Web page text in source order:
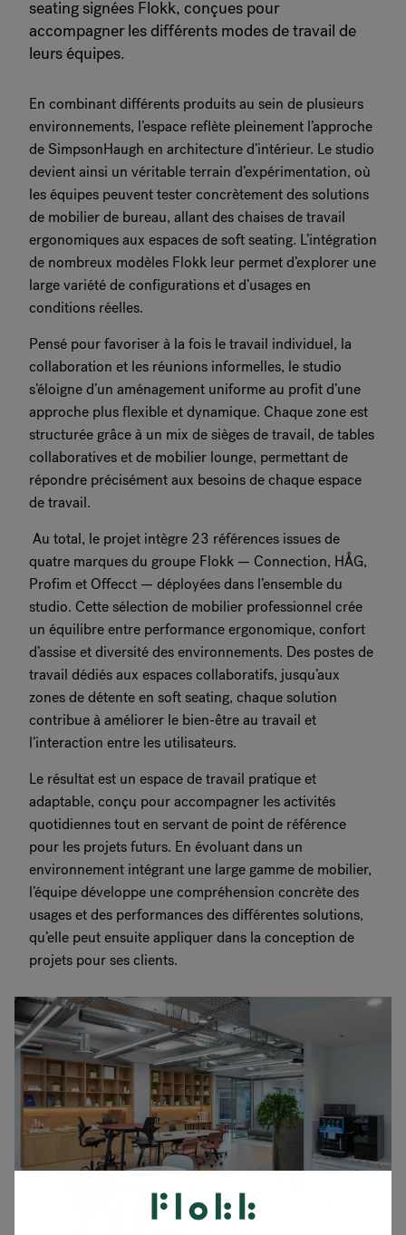
seating signées Flokk, conçues pour
accompagner les différents modes de travail de
leurs équipes.
En combinant différents produits au sein de plusieurs
environnements, l’espace reflète pleinement l’approche
de SimpsonHaugh en architecture d’intérieur. Le studio
devient ainsi un véritable terrain d’expérimentation, où
les équipes peuvent tester concrètement des solutions
de mobilier de bureau, allant des chaises de travail
ergonomiques aux espaces de soft seating. L’intégration
de nombreux modèles Flokk leur permet d’explorer une
large variété de configurations et d’usages en
conditions réelles.
Pensé pour favoriser à la fois le travail individuel, la
collaboration et les réunions informelles, le studio
s’éloigne d’un aménagement uniforme au profit d’une
approche plus flexible et dynamique. Chaque zone est
structurée grâce à un mix de sièges de travail, de tables
collaboratives et de mobilier lounge, permettant de
répondre précisément aux besoins de chaque espace
de travail.
Au total, le projet intègre 23 références issues de
quatre marques du groupe Flokk — Connection, HÅG,
Profim et Offecct — déployées dans l’ensemble du
studio. Cette sélection de mobilier professionnel crée
un équilibre entre performance ergonomique, confort
d’assise et diversité des environnements. Des postes de
travail dédiés aux espaces collaboratifs, jusqu’aux
zones de détente en soft seating, chaque solution
contribue à améliorer le bien-être au travail et
l’interaction entre les utilisateurs.
Le résultat est un espace de travail pratique et
adaptable, conçu pour accompagner les activités
quotidiennes tout en servant de point de référence
pour les projets futurs. En évoluant dans un
environnement intégrant une large gamme de mobilier,
l’équipe développe une compréhension concrète des
usages et des performances des différentes solutions,
qu’elle peut ensuite appliquer dans la conception de
projets pour ses clients.